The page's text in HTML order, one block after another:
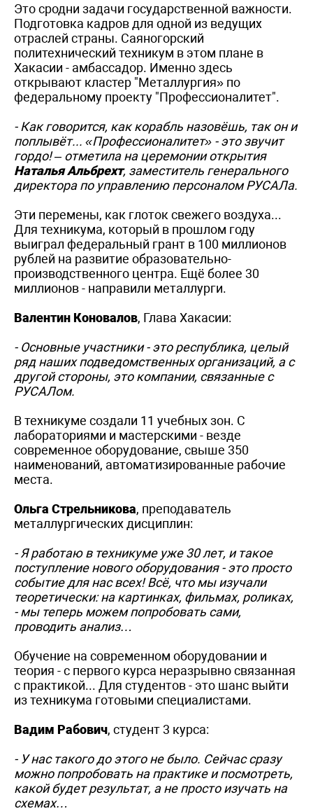
Это сродни задачи государственной важности.
Подготовка кадров для одной из ведущих
отраслей страны. Саяногорский
политехнический техникум в этом плане в
Хакасии - амбассадор. Именно здесь
открывают кластер "Металлургия» по
федеральному проекту "Профессионалитет".
- Как говорится, как корабль назовёшь, так он и
поплывёт... «Профессионалитет» - это звучит
гордо! – отметила на церемонии открытия
Наталья Альбрехт, заместитель генерального
директора по управлению персоналом РУСАЛа.
Эти перемены, как глоток свежего воздуха...
Для техникума, который в прошлом году
выиграл федеральный грант в 100 миллионов
рублей на развитие образовательно-
производственного центра. Ещё более 30
миллионов - направили металлурги.
Валентин Коновалов, Глава Хакасии:
- Основные участники - это республика, целый
ряд наших подведомственных организаций, а с
другой стороны, это компании, связанные с
РУСАЛом.
В техникуме создали 11 учебных зон. С
лабораториями и мастерскими - везде
современное оборудование, свыше 350
наименований, автоматизированные рабочие
места.
Ольга Стрельникова, преподаватель
металлургических дисциплин:
- Я работаю в техникуме уже 30 лет, и такое
поступление нового оборудования - это просто
событие для нас всех! Всё, что мы изучали
теоретически: на картинках, фильмах, роликах,
- мы теперь можем попробовать сами,
проводить анализ…
Обучение на современном оборудовании и
теория - с первого курса неразрывно связанная
с практикой... Для студентов - это шанс выйти
из техникума готовыми специалистами.
Вадим Рабович, студент 3 курса:
- У нас такого до этого не было. Сейчас сразу
можно попробовать на практике и посмотреть,
какой будет результат, а не просто изучать на
схемах…